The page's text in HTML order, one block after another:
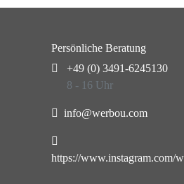
Persönliche Beratung
+49 (0) 3491-6245130
8 - 16 Uhr
info@werbou.com
https://www.instagram.com/